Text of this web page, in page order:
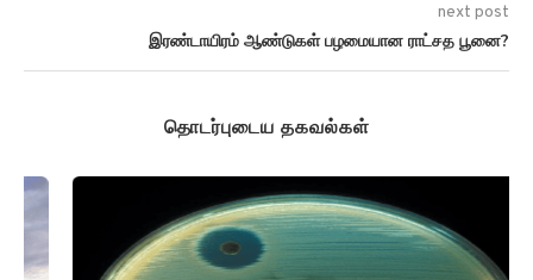
next post
இரண்டாயிரம் ஆண்டுகள் பழமையான ராட்சத பூனை?
தொடர்புடைய தகவல்கள்